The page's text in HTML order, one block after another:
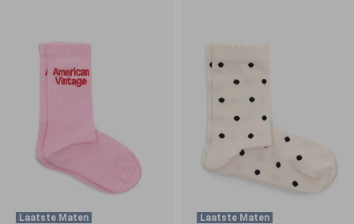
Laatste Maten Laatste Maten